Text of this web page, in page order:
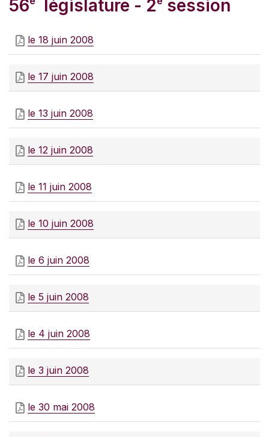
56 législature - 2 session
le 18 juin 2008
le 17 juin 2008
le 13 juin 2008
le 12 juin 2008
le 11 juin 2008
le 10 juin 2008
le 6 juin 2008
le 5 juin 2008
le 4 juin 2008
le 3 juin 2008
le 30 mai 2008